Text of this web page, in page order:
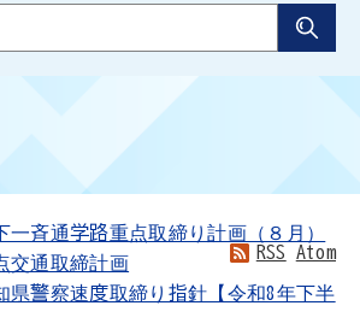
RSS Atom
一斉通学路重点取締り計画（８月）
交通取締計画
県警察速度取締り指針【令和8年下半